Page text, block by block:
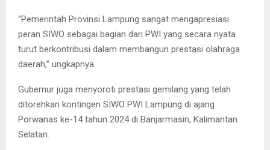
“Pemerintah Provinsi Lampung sangat mengapresiasi
peran SIWO sebagai bagian dari PWI yang secara nyata
turut berkontribusi dalam membangun prestasi olahraga
daerah,” ungkapnya.
Gubernur juga menyoroti prestasi gemilang yang telah
ditorehkan kontingen SIWO PWI Lampung di ajang
Porwanas ke-14 tahun 2024 di Banjarmasin, Kalimantan
Selatan.